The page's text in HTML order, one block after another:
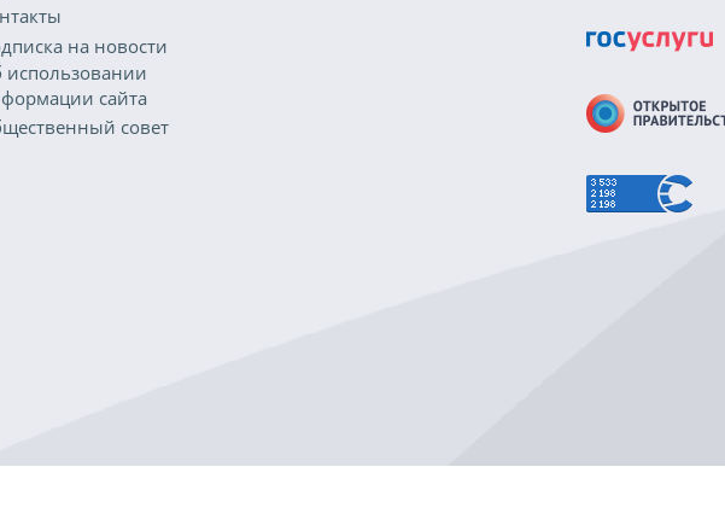
на новости
использовании
сайта
совет